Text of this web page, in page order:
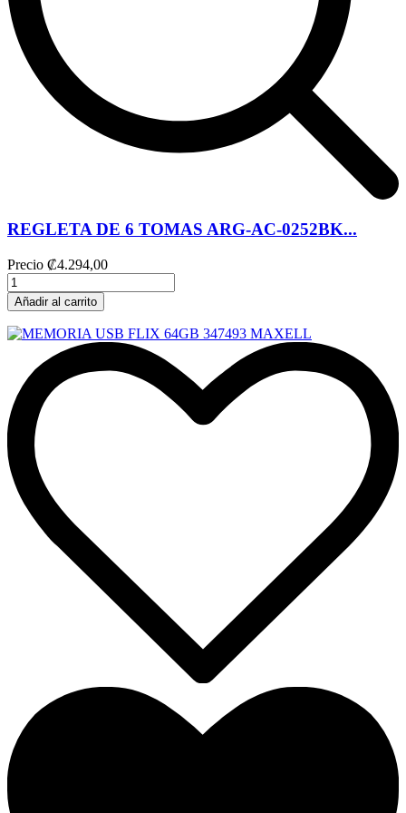
REGLETA DE 6 TOMAS ARG-AC-0252BK...
Precio ₡4.294,00
Añadir al carrito